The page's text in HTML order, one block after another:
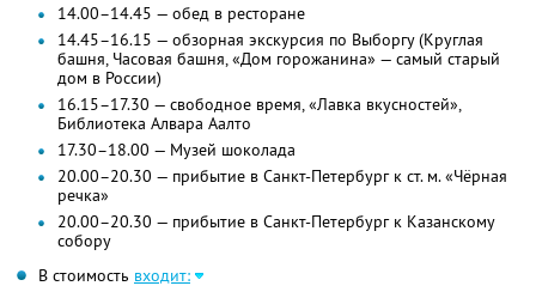
14.00–14.45 — обед в ресторане
14.45–16.15 — обзорная экскурсия по Выборгу (Круглая
башня, Часовая башня, «Дом горожанина» — самый старый
дом в России)
16.15–17.30 — свободное время, «Лавка вкусностей»,
Библиотека Алвара Аалто
17.30–18.00 — Музей шоколада
20.00–20.30 — прибытие в Санкт-Петербург к ст. м. «Чёрная
речка»
20.00–20.30 — прибытие в Санкт-Петербург к Казанскому
собору
В стоимость входит: